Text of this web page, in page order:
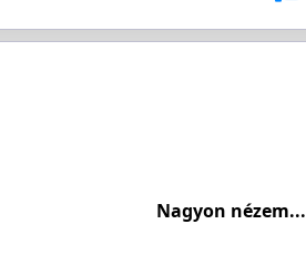
Nagyon nézem...